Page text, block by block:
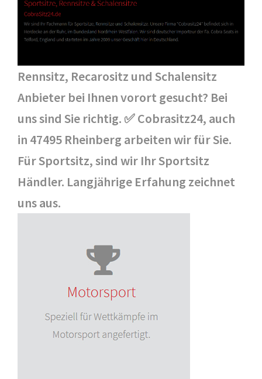
Rennsitz, Recarositz und Schalensitz
Anbieter bei Ihnen vorort gesucht? Bei
uns sind Sie richtig. ✅ Cobrasitz24, auch
in 47495 Rheinberg arbeiten wir für Sie.
Für Sportsitz, sind wir Ihr Sportsitz
Händler. Langjährige Erfahung zeichnet
uns aus.